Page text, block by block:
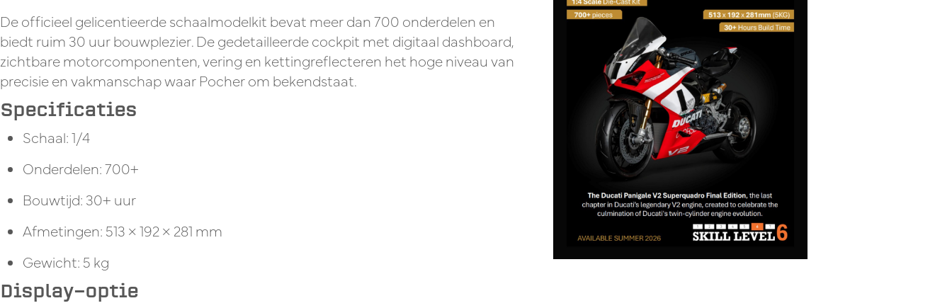
De officieel gelicentieerdeschaalmodelkit bevat meer dan 700 onderdelen en
biedt ruim 30 uur bouwplezier. De gedetailleerde cockpit met digitaal dashboard,
zichtbare motorcomponenten, vering en kettingreflecteren het hoge niveau van
precisie en vakmanschap waar Pocher om bekendstaat.
Specificaties
Schaal:1/4
Onderdelen:700+
Bouwtijd: 30+ uur
Afmetingen: 513 × 192 × 281 mm
Gewicht: 5 kg
Display-optie